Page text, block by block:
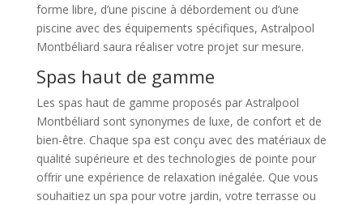
forme libre, d’une piscine à débordement ou d’une
piscine avec des équipements spécifiques, Astralpool
Montbéliard saura réaliser votre projet sur mesure.
Spas haut de gamme
Les spas haut de gamme proposés par Astralpool
Montbéliard sont synonymes de luxe, de confort et de
bien-être. Chaque spa est conçu avec des matériaux de
qualité supérieure et des technologies de pointe pour
offrir une expérience de relaxation inégalée. Que vous
souhaitiez un spa pour votre jardin, votre terrasse ou